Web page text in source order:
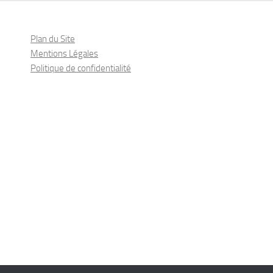
Plan du Site
Mentions Légales
Politique de confidentialité